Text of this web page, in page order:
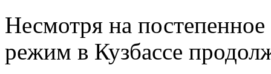
Несмотря на
режим в Кузбассе